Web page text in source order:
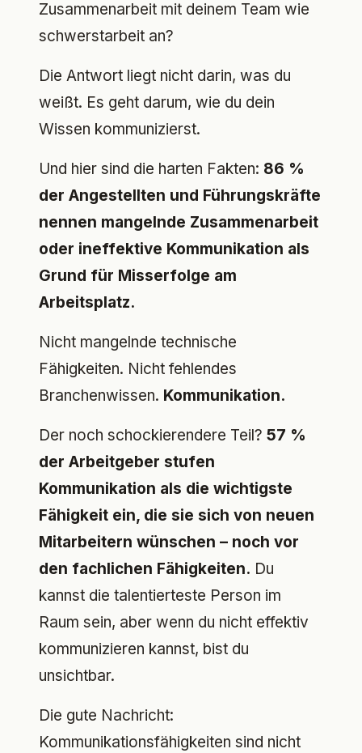
Zusammenarbeit mit deinem Team wie
schwerstarbeit an?
Die Antwort liegt nicht darin, was du
weißt. Es geht darum, wie du dein
Wissen kommunizierst.
Und hier sind die harten Fakten: 86 %
der Angestellten und Führungskräfte
nennen mangelnde Zusammenarbeit
oder ineffektive Kommunikation als
Grund für Misserfolge am
Arbeitsplatz.
Nicht mangelnde technische
Fähigkeiten. Nicht fehlendes
Branchenwissen. Kommunikation.
Der noch schockierendere Teil? 57 %
der Arbeitgeber stufen
Kommunikation als die wichtigste
Fähigkeit ein, die sie sich von neuen
Mitarbeitern wünschen – noch vor
den fachlichen Fähigkeiten. Du
kannst die talentierteste Person im
Raum sein, aber wenn du nicht effektiv
kommunizieren kannst, bist du
unsichtbar.
Die gute Nachricht:
Kommunikationsfähigkeiten sind nicht